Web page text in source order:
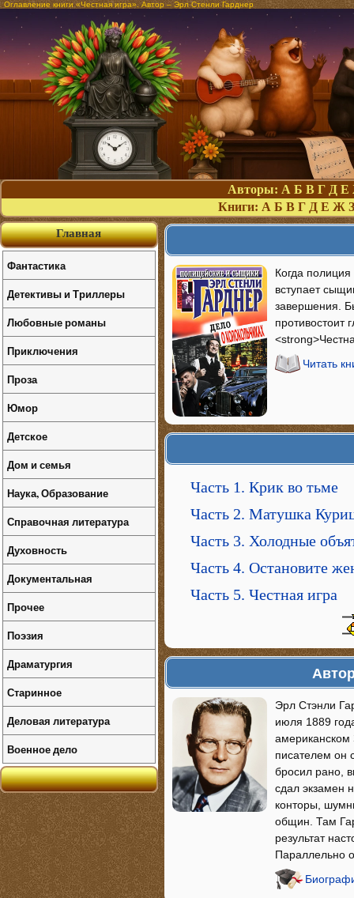
Оглавление книги «Честная игра». Автор – Эрл Стенли Гарднер
Авторы: А Б В Г Д Е
Книги: А Б В Г Д Е Ж З
Когда полиция
вступает
завершения.
Читать
Часть 1. Крик во тьме
Часть 2. Матушка
Часть 3. Холодные
Часть 4. Остановите
Часть 5. Честная игра
Эрл Стэнли
июля 1889
американском
писателем он
бросил рано,
сдал экзамен
конторы,
общин. Там
результат
Параллельно
Главная
Фантастика
Детективы и Триллеры
Любовные романы
Приключения
Проза
Юмор
Детское
Дом и семья
Наука, Образование
Справочная литература
Духовность
Документальная
Прочее
Поэзия
Драматургия
Старинное
Деловая литература
Военное дело